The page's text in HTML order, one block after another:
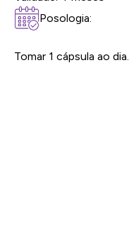
Posologia:
Tomar 1 cápsula ao dia.